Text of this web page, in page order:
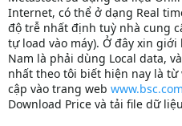
Internet, có thể ở dạng Real
độ trễ nhất định tuỳ nhà cung
tự load vào máy). Ở đây xin giới
Nam là phải dùng Local data,
nhất theo tôi biết hiện nay là từ
cập vào trang web
Download Price và tải file dữ